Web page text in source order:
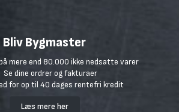
Bliv Bygmaster
mere end 80.000 ikke nedsatte varer
Se dine ordrer og fakturaer
for op til 40 dages rentefri kredit
Læs mere her